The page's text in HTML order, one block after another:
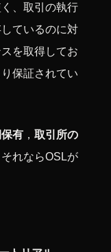
、取引の執行
ているのに対
を取得してお
保証されてい
有 ，取引所の
それならOSLが